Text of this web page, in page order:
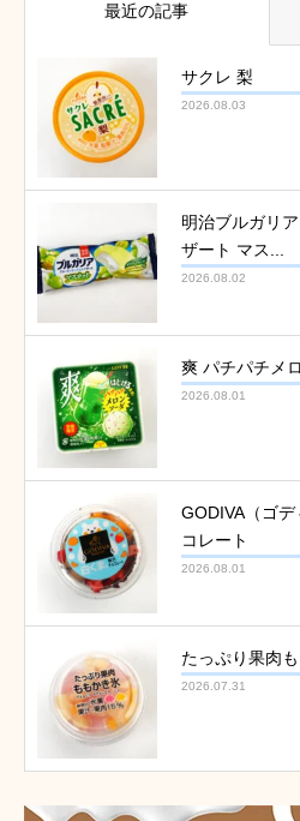
最近の記事
サクレ 梨
2026.08.03
明治ブルガリ
ザート マス...
2026.08.02
爽 パチパチメ
2026.08.01
GODIVA（ゴ
コレート
2026.08.01
たっぷり果肉
2026.07.31